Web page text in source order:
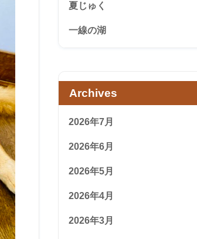
夏じゅく
一線の湖
Archives
2026年7月
2026年6月
2026年5月
2026年4月
2026年3月